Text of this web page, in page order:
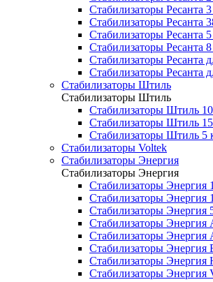
Стабилизаторы Ресанта
Стабилизаторы Ресанта
Стабилизаторы Ресанта
Стабилизаторы Ресанта
Стабилизаторы Ресанта
Стабилизаторы Ресанта
Стабилизаторы Штиль
Стабилизаторы Штиль
Стабилизаторы Штиль
Стабилизаторы Штиль
Стабилизаторы Штиль 5
Стабилизаторы Voltek
Стабилизаторы Энергия
Стабилизаторы Энергия
Стабилизаторы Энергия
Стабилизаторы Энергия
Стабилизаторы Энергия
Стабилизаторы
Стабилизаторы Энергия
Стабилизаторы Энергия
Стабилизаторы Энергия
Стабилизаторы Энергия